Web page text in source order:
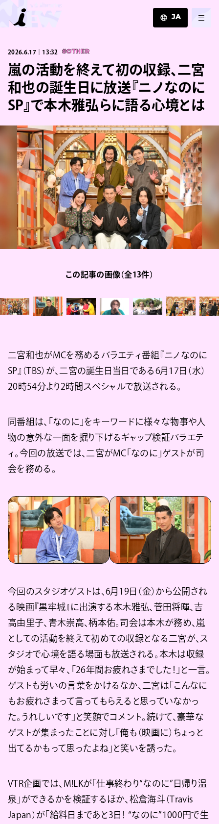
JA
ZH
2026.6.17｜13:32 #OTHER
嵐の活動を終えて初の収録、二宮
和也の誕生日に放送『ニノなのに
SP』で本木雅弘らに語る心境とは
この記事の画像（全13件）
二宮和也がMCを務めるバラエティ番組『ニノなのに
SP』（TBS）が、二宮の誕生日当日である6月17日（水）
20時54分より2時間スペシャルで放送される。
同番組は、「なのに」をキーワードに様々な物事や人
物の意外な一面を掘り下げるギャップ検証バラエテ
ィ。今回の放送では、二宮がMC「なのに」ゲストが司
会を務める。
今回のスタジオゲストは、6月19日（金）から公開され
る映画『黒牢城』に出演する本木雅弘、菅田将暉、吉
高由里子、青木崇高、柄本佑。司会は本木が務め、嵐
としての活動を終えて初めての収録となる二宮が、ス
タジオで心境を語る場面も放送される。本木は収録
が始まって早々、「26年間お疲れさまでした！」と一言。
ゲストも労いの言葉をかけるなか、二宮は「こんなに
もお疲れさまって言ってもらえると思っていなかっ
た。うれしいです」と笑顔でコメント。続けて、豪華な
ゲストが集まったことに対し「俺も（映画に）ちょっと
出てるかもって思ったよね」と笑いを誘った。
VTR企画では、M!LKが「仕事終わり“なのに”日帰り温
泉」ができるかを検証するほか、松倉海斗（Travis
Japan）が「給料日まであと3日！ “なのに”1000円で生